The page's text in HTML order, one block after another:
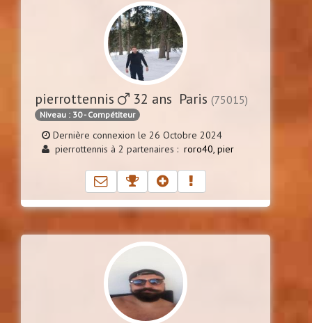
pierrottennis 32 ans Paris (75015)
Niveau : 30 - Compétiteur
Dernière connexion le 26 Octobre 2024
pierrottennis à 2 partenaires : roro40, pier